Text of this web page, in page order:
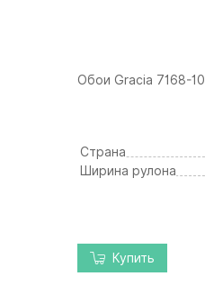
Обои Gracia 7168-10
Страна
Ширина рулона
Купить